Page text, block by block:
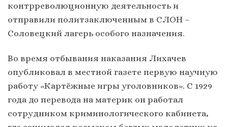
контрреволюционную деятельность и
отправили политзаключенным в СЛОН –
Соловецкий лагерь особого назначения.
Во время отбывания наказания Лихачев
опубликовал в местной газете первую научную
работу «Картёжные игры уголовников». С 1929
года до перевода на материк он работал
сотрудником криминологического кабинета,